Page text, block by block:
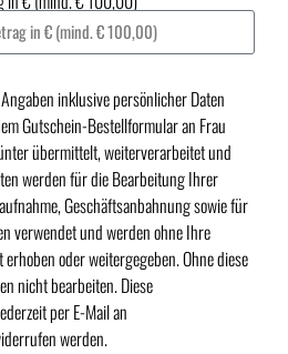
inklusive persönlicher Daten
Gutschein-Bestellformular an Frau
übermittelt, weiterverarbeitet und
werden für die Bearbeitung Ihrer
Geschäftsanbahnung sowie für
verwendet und werden ohne Ihre
oder weitergegeben. Ohne diese
nicht bearbeiten. Diese
per E-Mail an
werden.